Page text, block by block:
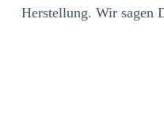
Herstellung. Wir sagen